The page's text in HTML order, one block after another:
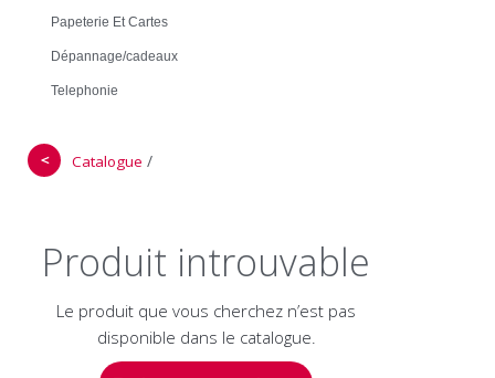
Papeterie Et Cartes
Dépannage/cadeaux
Telephonie
＜ Catalogue /
Produit introuvable
Le produit que vous cherchez n’est pas
disponible dans le catalogue.